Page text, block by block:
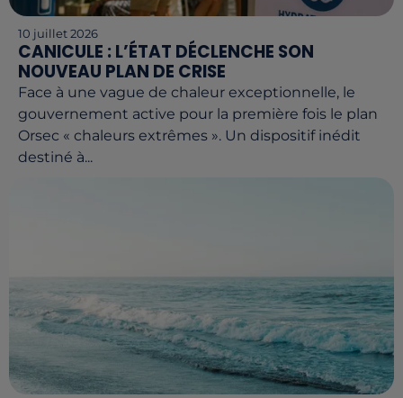
10 juillet 2026
CANICULE : L’ÉTAT DÉCLENCHE SON
NOUVEAU PLAN DE CRISE
Face à une vague de chaleur exceptionnelle, le
gouvernement active pour la première fois le plan
Orsec « chaleurs extrêmes ». Un dispositif inédit
destiné à...